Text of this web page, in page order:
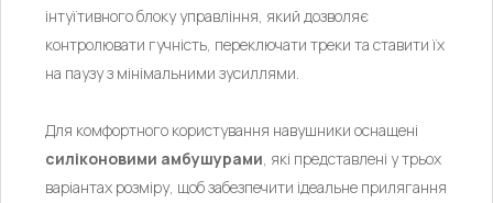
інтуїтивного блоку управління, який дозволяє
контролювати гучність, переключати треки та ставити їх
на паузу з мінімальними зусиллями.
Для комфортного користування навушники оснащені
силіконовими амбушурами, які представлені у трьох
варіантах розміру, щоб забезпечити ідеальне прилягання